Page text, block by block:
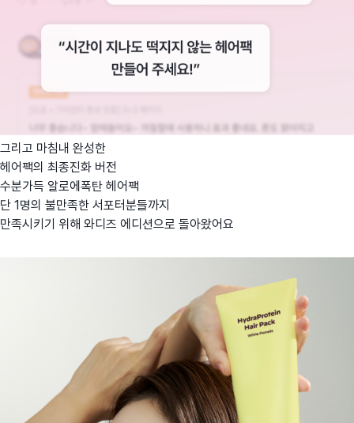
그리고 마침내 완성한
헤어팩의 최종진화 버전
수분가득 알로에폭탄 헤어팩
단 1명의 불만족한 서포터분들까지
만족시키기 위해 와디즈 에디션으로 돌아왔어요